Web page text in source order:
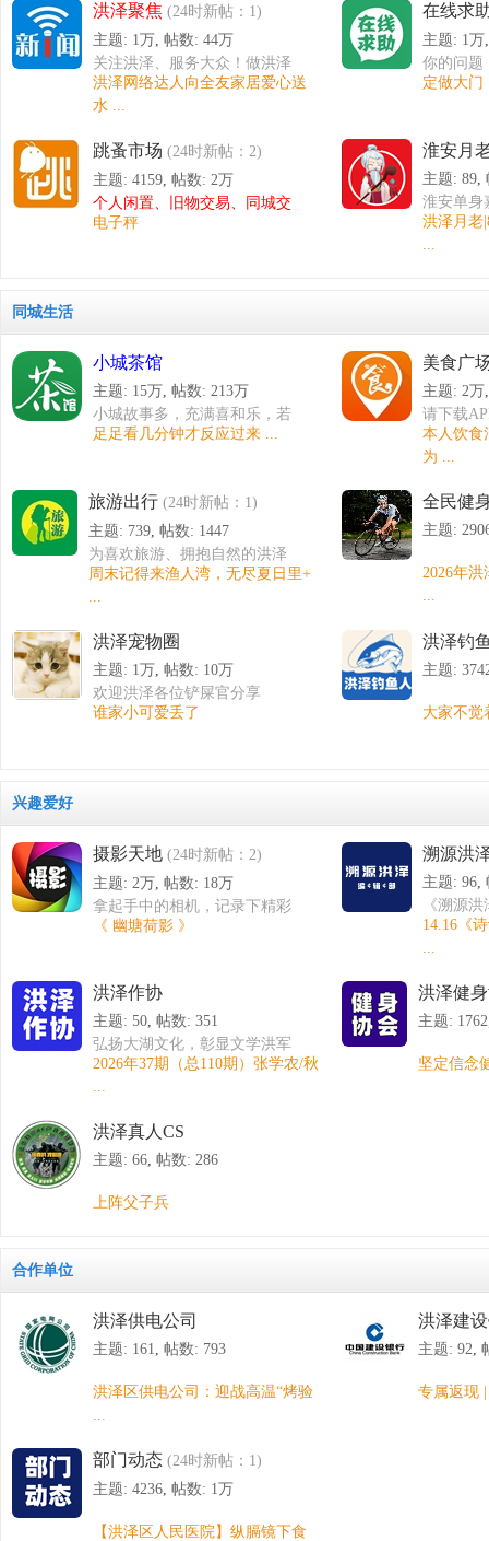
洪泽聚焦 (24时新帖：1)
主题: 1万, 帖数: 44万
关注洪泽、服务大众！做洪泽
百姓的网站！
洪泽网络达人向全友家居爱心送
水 ...
在线求
主题: 1万
你的问题
定做大门
跳蚤市场 (24时新帖：2)
主题: 4159, 帖数: 2万
个人闲置、旧物交易、同城交
换
电子秤
淮安月
主题: 89,
淮安单身
洪泽月老
...
同城生活
小城茶馆
主题: 15万, 帖数: 213万
小城故事多，充满喜和乐，若
是你到小城来，收获特别多。
足足看几分钟才反应过来 ...
美食广
主题: 2万
请下载
本人饮食
为 ...
旅游出行 (24时新帖：1)
主题: 739, 帖数: 1447
为喜欢旅游、拥抱自然的洪泽
人提供交流平台！
周末记得来渔人湾，无尽夏日里+
...
全民健
主题:
2026年
...
洪泽宠物圈
主题: 1万, 帖数: 10万
欢迎洪泽各位铲屎官分享
禁止不发日常的纯商业售卖！
谁家小可爱丢了
洪泽钓
主题:
大家不觉
兴趣爱好
摄影天地 (24时新帖：2)
主题: 2万, 帖数: 18万
拿起手中的相机，记录下精彩
的瞬间，与大家一同分享你的
获，希望这里能够成为摄友们
的家园。
《 幽塘荷影 》
溯源洪
主题: 96,
《溯源
总 编：
副总编：
主办：淮
研究会
14.16《
...
洪泽作协
主题: 50, 帖数: 351
弘扬大湖文化，彰显文学洪军
实力。
发布洪泽文坛资讯及散文、诗
2026年37期（总110期）张学农/秋
...
洪泽健
主题: 1762
坚定信念
洪泽真人CS
主题: 66, 帖数: 286
上阵父子兵
合作单位
洪泽供电公司
主题: 161, 帖数: 793
洪泽区供电公司：迎战高温“烤验
...
洪泽建
主题: 92,
专属返现
部门动态 (24时新帖：1)
主题: 4236, 帖数: 1万
【洪泽区人民医院】纵膈镜下食